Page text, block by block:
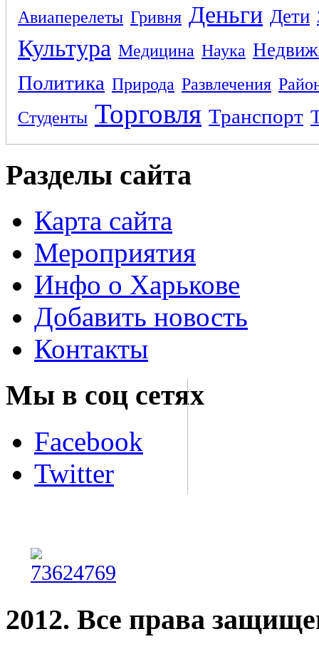
Авиаперелеты Гривня Деньги Дети
Культура Медицина Наука
Политика Природа Развлечения
Студенты Торговля Транспорт
Разделы сайта
Карта сайта
Мероприятия
Инфо о Харькове
Добавить новость
Контакты
Мы в соц сетях
Facebook
Twitter
2012. Все права